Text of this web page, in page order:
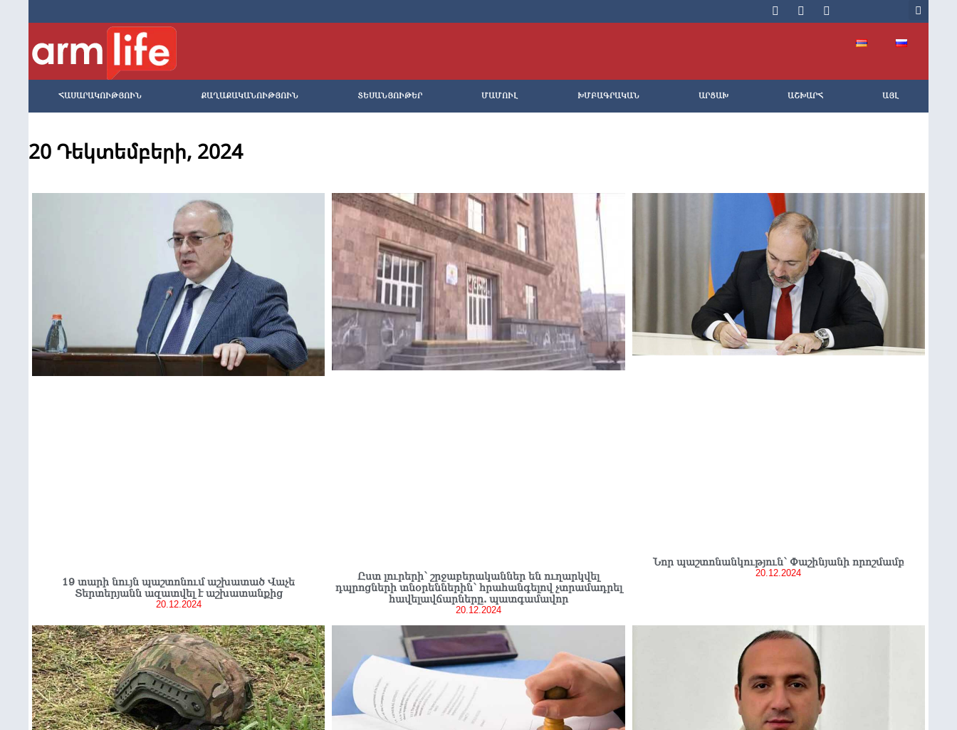
ՀԱՍԱՐԱԿՈՒԹՅՈՒՆ ՔԱՂԱՔԱԿԱՆՈՒԹՅՈՒՆ ՏԵՍԱՆՅՈՒԹԵՐ ՄԱՄՈՒԼ ԽՄԲԱԳՐԱԿԱՆ ԱՐՑԱԽ ԱՇԽԱՐՀ ԱՅԼ
20 Դեկտեմբերի, 2024
19 տարի նույն պաշտոնում աշխատած Վաչե
Տերտերյանն ազատվել է աշխատանքից
20.12.2024
Ըստ լուրերի՝ շրջաբերականներ են ուղարկվել
դպրոցների տնօրեններին՝ հրահանգելով չտրամադրել
հավելավճարները. պատգամավոր
20.12.2024
Նոր պաշտոնանկություն՝ Փաշինյանի որոշմամբ
20.12.2024